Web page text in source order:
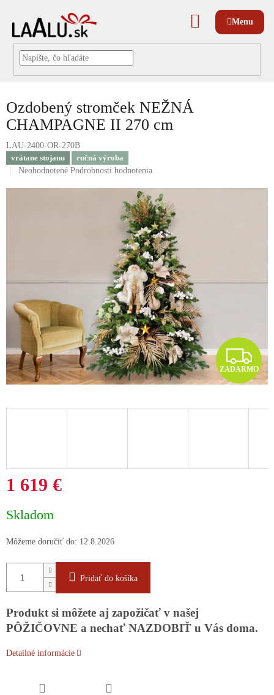
NÁKUPNÝ
KOŠÍK
Ozdobený stromček NEŽNÁ
CHAMPAGNE II 270 cm
LAU-2400-OR-270B
vrátane stojanu
ručná výroba
Priemerné
Neohodnotené Podrobnosti hodnotenia
Z
A
D
ZADARMO
1 619 €
cena:
Skladom
Môžeme doručiť do: 12.8.2026
Pridať do košíka
Produkt si môžete aj zapožičať v našej
PÔŽIČOVNE a nechať NAZDOBIŤ u Vás doma.
Detailné informácie